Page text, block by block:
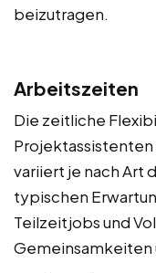
beizutragen.
Arbeitszeiten
Die zeitliche
variiert je nach Art
typischen
Teilzeitjobs und
Gemeinsamkeiten